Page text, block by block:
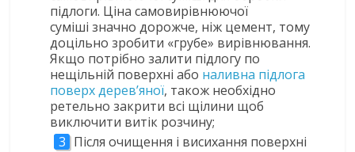
підлоги. Ціна самовирівнюючої
суміші значно дорожче, ніж цемент, тому
доцільно зробити «грубе» вирівнювання.
Якщо потрібно залити підлогу по
нещільній поверхні або наливна підлога
поверх дерев’яної, також необхідно
ретельно закрити всі щілини щоб
виключити витік розчину;
Після очищення і висихання поверхні